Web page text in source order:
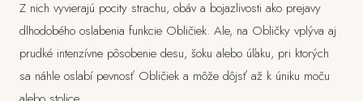
Z nich vyvierajú pocity strachu, obáv a bojazlivosti ako prejavy
dlhodobého oslabenia funkcie Obličiek. Ale, na Obličky vplýva aj
prudké intenzívne pôsobenie desu, šoku alebo úľaku, pri ktorých
sa náhle oslabí pevnosť Obličiek a môže dôjsť až k úniku moču